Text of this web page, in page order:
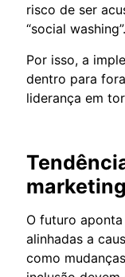
risco de ser
“social washing”.
Por isso, a
dentro para
liderança em
O futuro
alinhadas a
como